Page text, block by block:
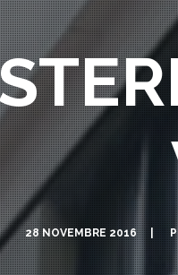
28 NOVEMBRE 2016